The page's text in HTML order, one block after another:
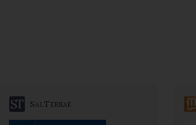
SalTerrae